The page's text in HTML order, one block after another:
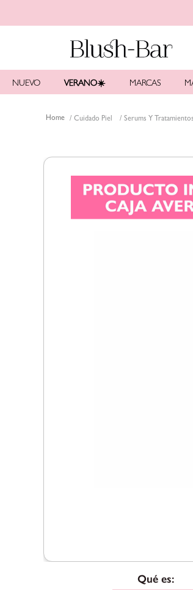
NUEVO VERANO☀️ MARCAS
Cuidado Piel Serums Y
Qué es: